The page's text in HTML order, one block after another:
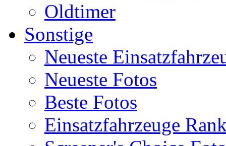
Oldtimer
Sonstige
Neueste
Neueste Fotos
Beste Fotos
Einsatzfahrzeuge